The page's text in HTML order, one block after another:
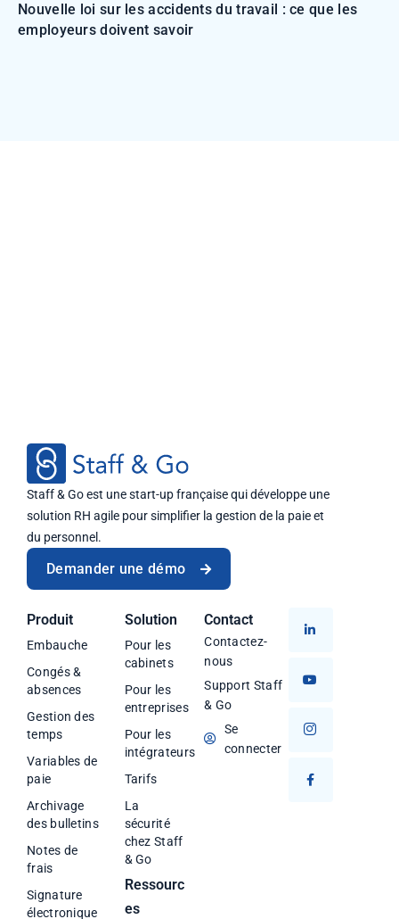
Nouvelle loi sur les accidents du travail : ce que les
employeurs doivent savoir
Staff & Go est une start-up française qui développe une
solution RH agile pour simplifier la gestion de la paie et
du personnel.
Demander une démo
Produit
Embauche
Congés &
absences
Gestion des
temps
Variables de
paie
Archivage
des bulletins
Notes de
frais
Signature
électronique
Solution
Pour les
cabinets
Pour les
entreprises
Pour les
intégrateurs
Tarifs
La
sécurité
chez Staff
& Go
Ressourc
es
Contact
Contactez-
nous
Support Staff
& Go
Se
connecter